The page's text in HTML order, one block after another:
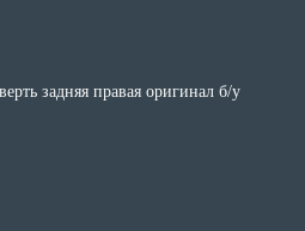
задняя правая оригинал б/у